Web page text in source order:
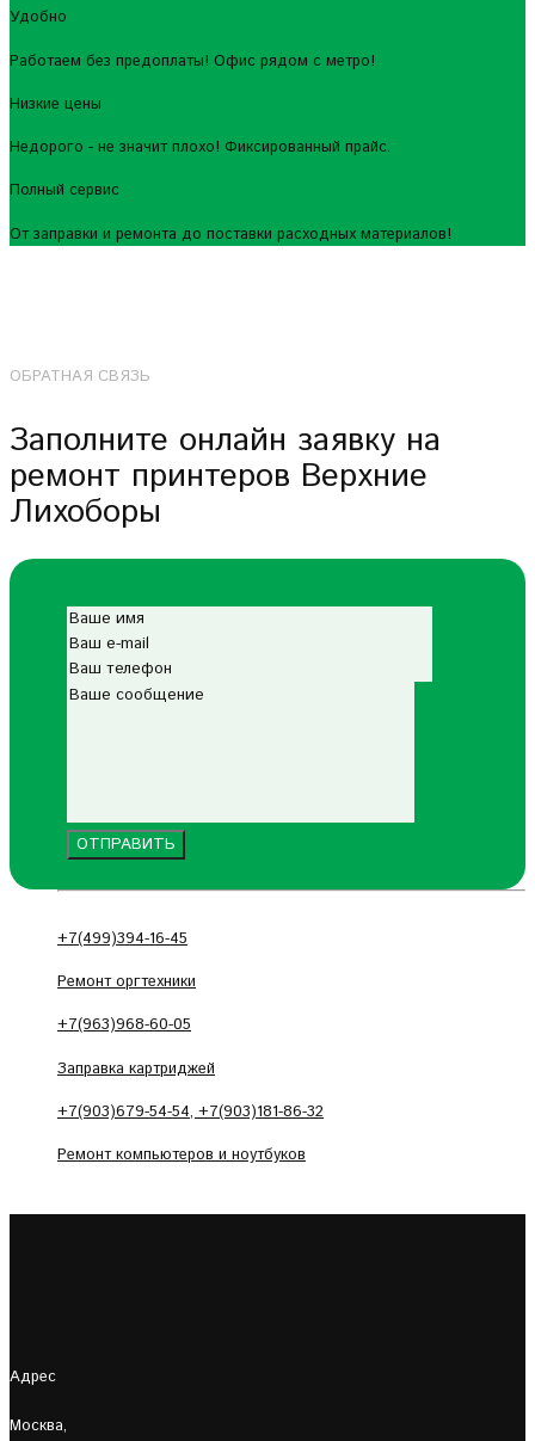
Удобно
Работаем без предоплаты! Офис рядом с метро!
Низкие цены
Недорого - не значит плохо! Фиксированный прайс.
Полный сервис
От заправки и ремонта до поставки расходных материалов!
ОБРАТНАЯ СВЯЗЬ
Заполните онлайн заявку на
ремонт принтеров Верхние
Лихоборы
+7(499)394-16-45
Ремонт оргтехники
+7(963)968-60-05
Заправка картриджей
+7(903)679-54-54, +7(903)181-86-32
Ремонт компьютеров и ноутбуков
Адрес
Москва,